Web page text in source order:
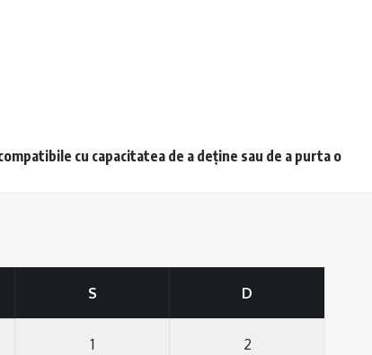
cu capacitatea de a deține sau de a purta o
S D
1 2